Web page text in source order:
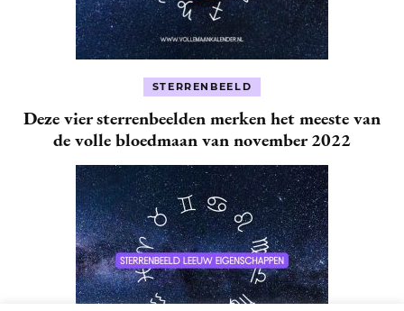
STERRENBEELD
Deze vier sterrenbeelden merken het meeste van
de volle bloedmaan van november 2022